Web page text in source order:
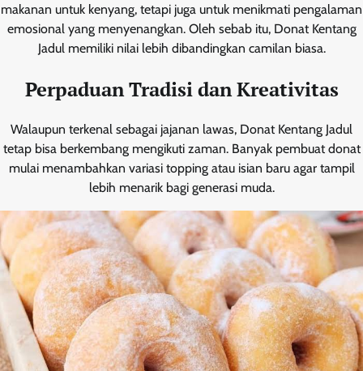
makanan untuk kenyang, tetapi juga untuk menikmati pengalaman
emosional yang menyenangkan. Oleh sebab itu, Donat Kentang
Jadul memiliki nilai lebih dibandingkan camilan biasa.
Perpaduan Tradisi dan Kreativitas
Walaupun terkenal sebagai jajanan lawas, Donat Kentang Jadul
tetap bisa berkembang mengikuti zaman. Banyak pembuat donat
mulai menambahkan variasi topping atau isian baru agar tampil
lebih menarik bagi generasi muda.